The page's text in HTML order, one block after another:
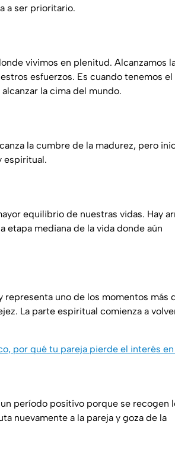
a ser prioritario.
vivimos en plenitud. Alcanzamos
esfuerzos. Es cuando tenemos
la cima del mundo.
la cumbre de la madurez, pero
espiritual.
equilibrio de nuestras vidas. Hay
etapa mediana de la vida donde aún
representa uno de los momentos más
La parte espiritual comienza a
por qué tu pareja pierde el interés
período positivo porque se recogen
nuevamente a la pareja y goza de la